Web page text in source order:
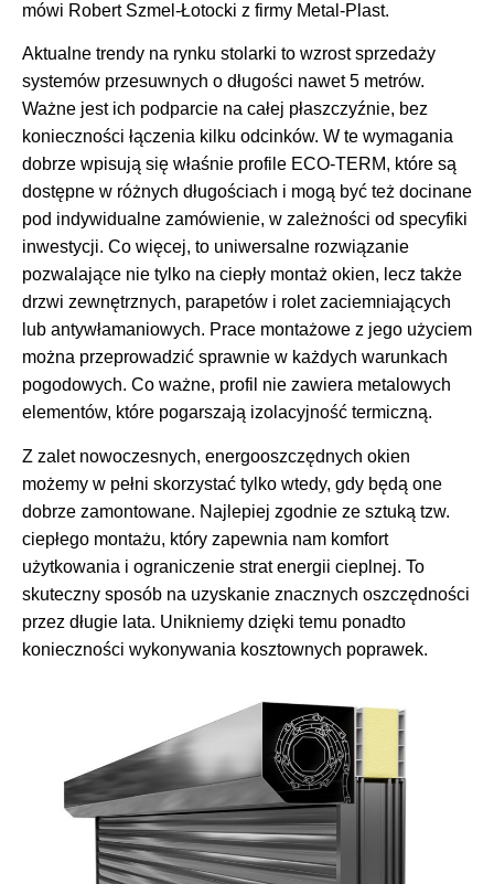
mówi Robert Szmel-Łotocki z firmy Metal-Plast.
Aktualne trendy na rynku stolarki to wzrost sprzedaży
systemów przesuwnych o długości nawet 5 metrów.
Ważne jest ich podparcie na całej płaszczyźnie, bez
konieczności łączenia kilku odcinków. W te wymagania
dobrze wpisują się właśnie profile ECO-TERM, które są
dostępne w różnych długościach i mogą być też docinane
pod indywidualne zamówienie, w zależności od specyfiki
inwestycji. Co więcej, to uniwersalne rozwiązanie
pozwalające nie tylko na ciepły montaż okien, lecz także
drzwi zewnętrznych, parapetów i rolet zaciemniających
lub antywłamaniowych. Prace montażowe z jego użyciem
można przeprowadzić sprawnie w każdych warunkach
pogodowych. Co ważne, profil nie zawiera metalowych
elementów, które pogarszają izolacyjność termiczną.
Z zalet nowoczesnych, energooszczędnych okien
możemy w pełni skorzystać tylko wtedy, gdy będą one
dobrze zamontowane. Najlepiej zgodnie ze sztuką tzw.
ciepłego montażu, który zapewnia nam komfort
użytkowania i ograniczenie strat energii cieplnej. To
skuteczny sposób na uzyskanie znacznych oszczędności
przez długie lata. Unikniemy dzięki temu ponadto
konieczności wykonywania kosztownych poprawek.